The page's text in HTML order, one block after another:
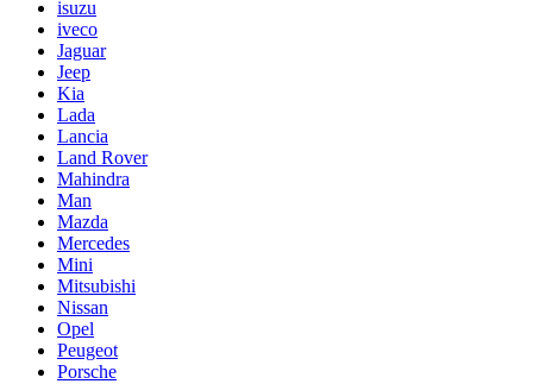
isuzu
iveco
Jaguar
Jeep
Kia
Lada
Lancia
Land Rover
Mahindra
Man
Mazda
Mercedes
Mini
Mitsubishi
Nissan
Opel
Peugeot
Porsche